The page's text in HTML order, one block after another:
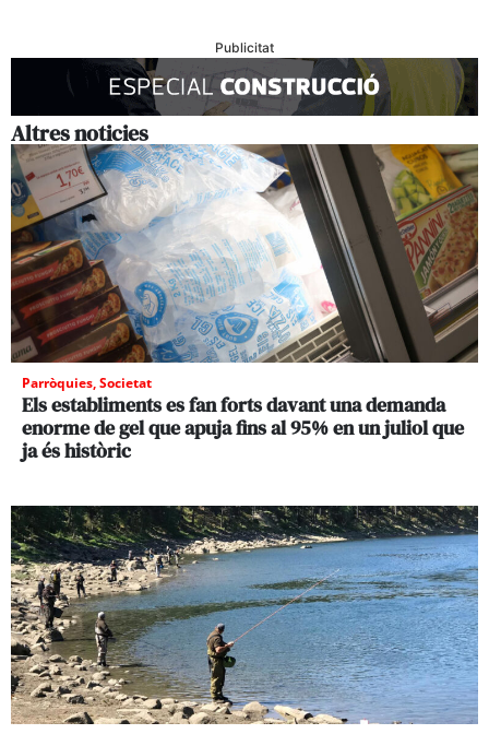
Publicitat
Altres noticies
Parròquies,Societat
Els establiments es fan forts davant una demanda
enorme de gel que apuja fins al 95% en un juliol que
ja és històric